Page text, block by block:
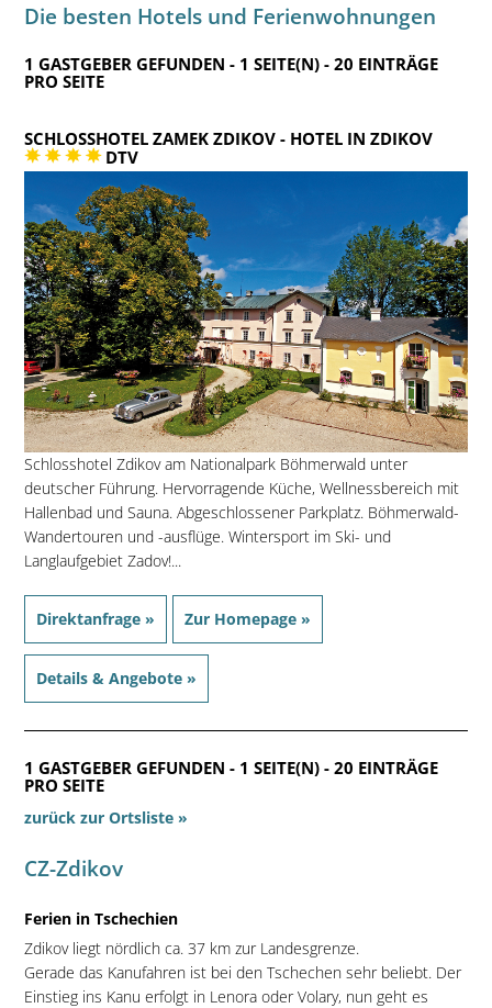
Die besten Hotels und Ferienwohnungen
1 GASTGEBER GEFUNDEN - 1 SEITE(N) - 20 EINTRÄGE
PRO SEITE
SCHLOSSHOTEL ZAMEK ZDIKOV- HOTEL IN ZDIKOV
DTV
Schlosshotel Zdikov am Nationalpark Böhmerwald unter
deutscher Führung. Hervorragende Küche, Wellnessbereich mit
Hallenbad und Sauna. Abgeschlossener Parkplatz. Böhmerwald-
Wandertouren und -ausflüge. Wintersport im Ski- und
Langlaufgebiet Zadov!...
Direktanfrage » Zur Homepage »
Details & Angebote »
1 GASTGEBER GEFUNDEN - 1 SEITE(N) - 20 EINTRÄGE
PRO SEITE
zurück zur Ortsliste »
CZ-Zdikov
Ferien in Tschechien
Zdikov liegt nördlich ca. 37 km zur Landesgrenze.
Gerade das Kanufahren ist bei den Tschechen sehr beliebt. Der
Einstieg ins Kanu erfolgt in Lenora oder Volary, nun geht es